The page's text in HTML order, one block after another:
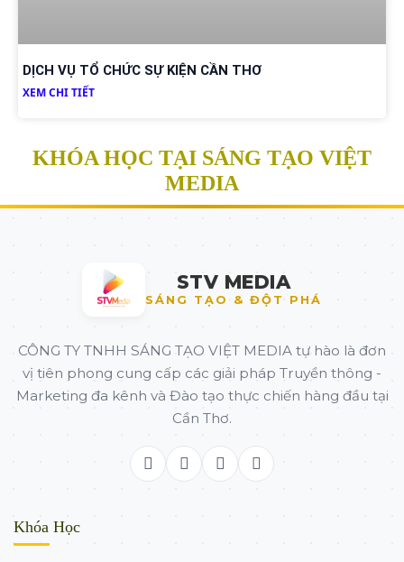
DỊCH VỤ TỔ CHỨC SỰ KIỆN CẦN THƠ
XEM CHI TIẾT
KHÓA HỌC TẠI SÁNG TẠO VIỆT
MEDIA
STV MEDIA
SÁNG TẠO & ĐỘT PHÁ
CÔNG TY TNHH SÁNG TẠO VIỆT MEDIA tự hào là đơn
vị tiên phong cung cấp các giải pháp Truyền thông -
Marketing đa kênh và Đào tạo thực chiến hàng đầu tại
Cần Thơ.
Khóa Học